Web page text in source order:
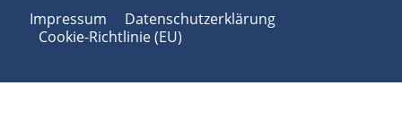
Impressum
Datenschutzerklärung
Cookie-Richtlinie (EU)